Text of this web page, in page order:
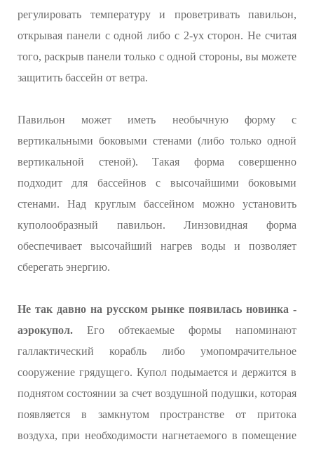
регулировать температуру и проветривать павильон,
открывая панели с одной либо с 2-ух сторон. Не считая
того, раскрыв панели только с одной стороны, вы можете
защитить бассейн от ветра.
Павильон может иметь необычную форму с
вертикальными боковыми стенами (либо только одной
вертикальной стеной). Такая форма совершенно
подходит для бассейнов с высочайшими боковыми
стенами. Над круглым бассейном можно установить
куполообразный павильон. Линзовидная форма
обеспечивает высочайший нагрев воды и позволяет
сберегать энергию.
Не так давно на русском рынке появилась новинка -
аэрокупол. Его обтекаемые формы напоминают
галлактический корабль либо умопомрачительное
сооружение грядущего. Купол подымается и держится в
поднятом состоянии за счет воздушной подушки, которая
появляется в замкнутом пространстве от притока
воздуха, при необходимости нагнетаемого в помещение